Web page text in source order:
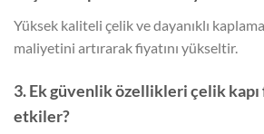
Yüksek kaliteli çelik ve dayanıklı
maliyetini artırarak fiyatını yükseltir.
3. Ek güvenlik özellikleri çelik kapı
etkiler?